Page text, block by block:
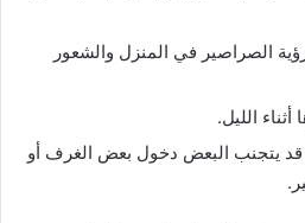
الصراصير في المنزل والشعور
الليل.
قد يتجنب البعض دخول بعض الغرف أو